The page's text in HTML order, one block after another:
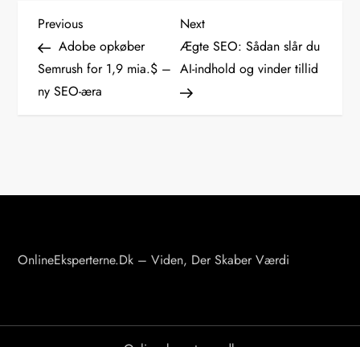
I
n
d
g
Previous
Post
Previous
Adobe opkøber
Semrush for 1,9 mia.$ –
ny SEO-æra
Next
Post
Next
Ægte SEO: Sådan slår du
AI-indhold og vinder tillid
OnlineEksperterne.dk – Viden, Der Skaber Værdi